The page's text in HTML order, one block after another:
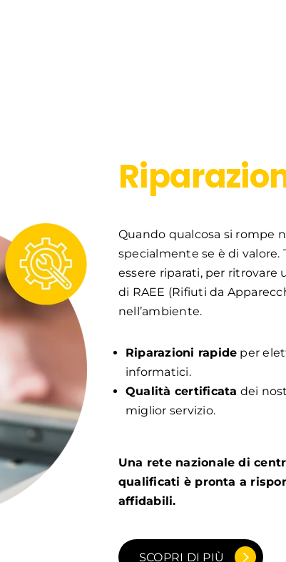
Quando qualcosa si rompe
specialmente se è di
essere riparati, per ritrovare
di RAEE (Rifiuti da
nell’ambiente.
Riparazioni rapide per
informatici.
Qualità certificata dei
miglior servizio.
Una rete nazionale di
qualificati è pronta a
affidabili.
SCOPRI DI PIÙ